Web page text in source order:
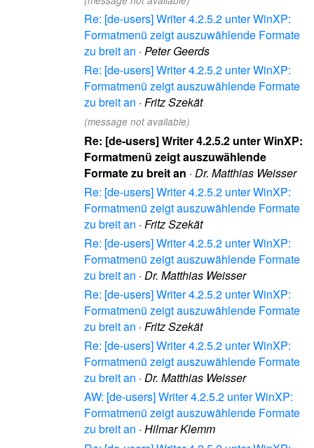
Re: [de-users] Writer 4.2.5.2 unter WinXP:
Formatmenü zeigt auszuwählende Formate
zu breit an · Peter Geerds
Re: [de-users] Writer 4.2.5.2 unter WinXP:
Formatmenü zeigt auszuwählende Formate
zu breit an · Fritz Szekät
(message not available)
Re: [de-users] Writer 4.2.5.2 unter WinXP:
Formatmenü zeigt auszuwählende
Formate zu breit an · Dr. Matthias Weisser
Re: [de-users] Writer 4.2.5.2 unter WinXP:
Formatmenü zeigt auszuwählende Formate
zu breit an · Fritz Szekät
Re: [de-users] Writer 4.2.5.2 unter WinXP:
Formatmenü zeigt auszuwählende Formate
zu breit an · Dr. Matthias Weisser
Re: [de-users] Writer 4.2.5.2 unter WinXP:
Formatmenü zeigt auszuwählende Formate
zu breit an · Fritz Szekät
Re: [de-users] Writer 4.2.5.2 unter WinXP:
Formatmenü zeigt auszuwählende Formate
zu breit an · Dr. Matthias Weisser
AW: [de-users] Writer 4.2.5.2 unter WinXP:
Formatmenü zeigt auszuwählende Formate
zu breit an · Hilmar Klemm